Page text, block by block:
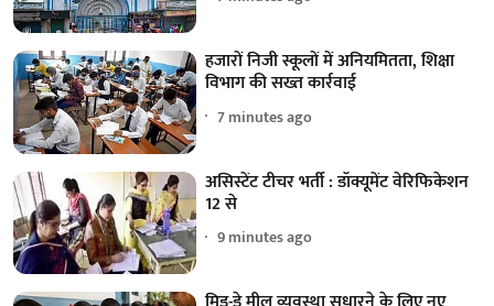
हजारों निजी स्कूलों में अनियमितता, शिक्षा
विभाग की सख्त कार्रवाई
7 minutes ago
असिस्टेंट टीचर भर्ती : डॉक्यूमेंट वेरिफिकेशन
12 से
9 minutes ago